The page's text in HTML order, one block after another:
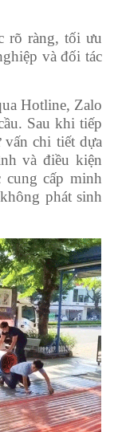
rõ ràng, tối ưu
và đối tác
Hotline, Zalo
Sau khi tiếp
chi tiết dựa
và điều kiện
cấp minh
phát sinh